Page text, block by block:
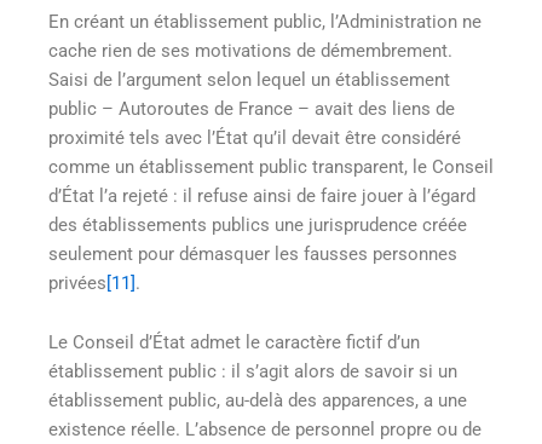
En créant un établissement public, l’Administration ne
cache rien de ses motivations de démembrement.
Saisi de l’argument selon lequel un établissement
public – Autoroutes de France – avait des liens de
proximité tels avec l’État qu’il devait être considéré
comme un établissement public transparent, le Conseil
d’État l’a rejeté : il refuse ainsi de faire jouer à l’égard
des établissements publics une jurisprudence créée
seulement pour démasquer les fausses personnes
privées[11].
Le Conseil d’État admet le caractère fictif d’un
établissement public : il s’agit alors de savoir si un
établissement public, au-delà des apparences, a une
existence réelle. L’absence de personnel propre ou de